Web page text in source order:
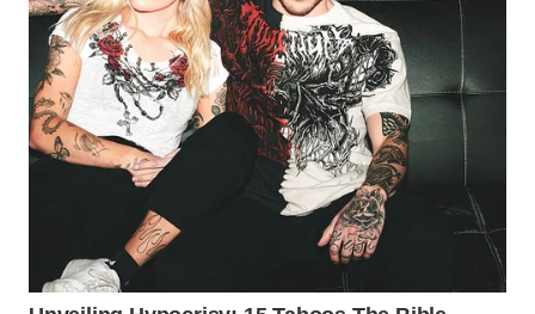
WN
NATUNA
WN
BINTAN
MANDALIKA